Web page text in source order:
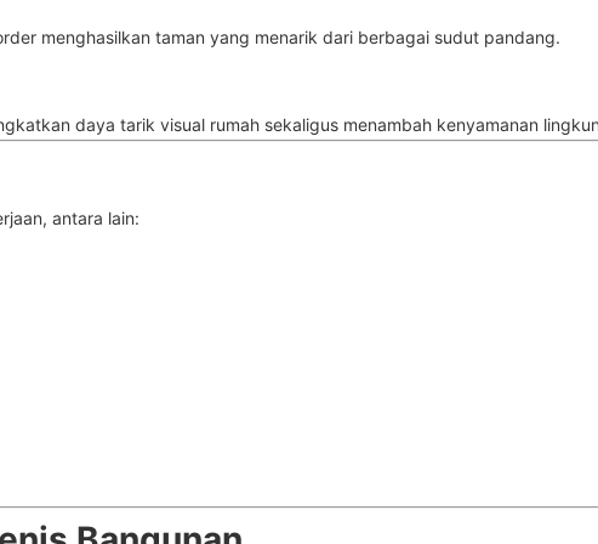
menghasilkan taman yang menarik dari berbagai sudut pandang.
daya tarik visual rumah sekaligus menambah kenyamanan
antara lain: